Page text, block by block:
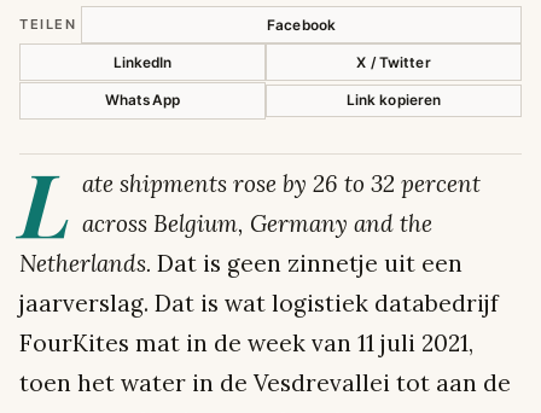
TEILEN Facebook
LinkedIn X / Twitter
WhatsApp Link kopieren
L ate shipments rose by 26 to 32 percent
across Belgium, Germany and the
Netherlands. Dat is geen zinnetje uit een
jaarverslag. Dat is wat logistiek databedrijf
FourKites mat in de week van 11 juli 2021,
toen het water in de Vesdrevallei tot aan de